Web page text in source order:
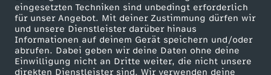
eingesetzten Techniken sind unbedingt erforderlich
für unser Angebot. Mit deiner Zustimmung dürfen wir
und unsere Dienstleister darüber hinaus
Informationen auf deinem Gerät speichern und/oder
abrufen. Dabei geben wir deine Daten ohne deine
Einwilligung nicht an Dritte weiter, die nicht unsere
direkten Dienstleister sind. Wir verwenden deine
n
k
r
F
r
f
F
r
e
n
W
t
i
e
w
h
e
l
o
a
d
Mehr ZDF
ZDF-Apps
Smart TV
Service
ZDFmitreden
Kontakt zum ZDF